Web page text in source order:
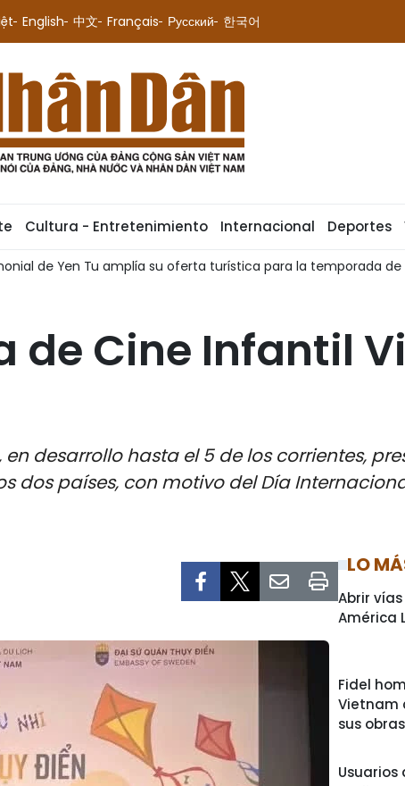
English 中文 Français Русский 한국어
Cultura - Entretenimiento Internacional Deportes
de Yen Tu amplía su oferta turística para la temporada
de Cine Infantil
desarrollo hasta el 5 de los corrientes,
dos países, con motivo del Día
LO
Abrir
América
Fidel
Vietnam
sus
Usuarios